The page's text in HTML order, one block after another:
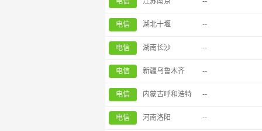
电信 湖北十堰 --
电信 湖南长沙 --
电信 新疆乌鲁木齐 --
电信 内蒙古呼和浩特 --
电信 河南洛阳 --